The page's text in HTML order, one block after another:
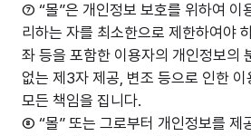
⑦ “몰”은 개인정보 보호를 위하여 이
리하는 자를 최소한으로 제한하여야
좌 등을 포함한 이용자의 개인정보의
없는 제3자 제공, 변조 등으로 인한 이
모든 책임을 집니다.
⑧ “몰” 또는 그로부터 개인정보를 제